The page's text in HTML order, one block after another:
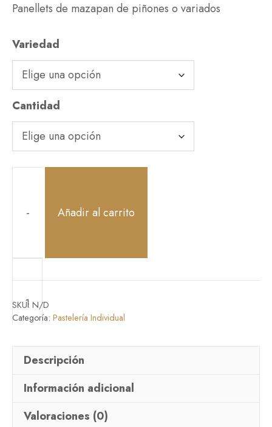
Panellets de mazapan de piñones o variados
Variedad
Cantidad
-
+
Añadir al carrito
SKU: N/D
Categoría: Pastelería Individual
Descripción
Información adicional
Valoraciones (0)